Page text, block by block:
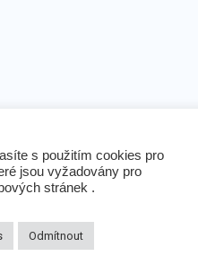
s použitím cookies pro
jsou vyžadovány pro
stránek .
Odmítnout